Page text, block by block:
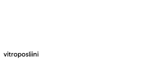
vitroposliini